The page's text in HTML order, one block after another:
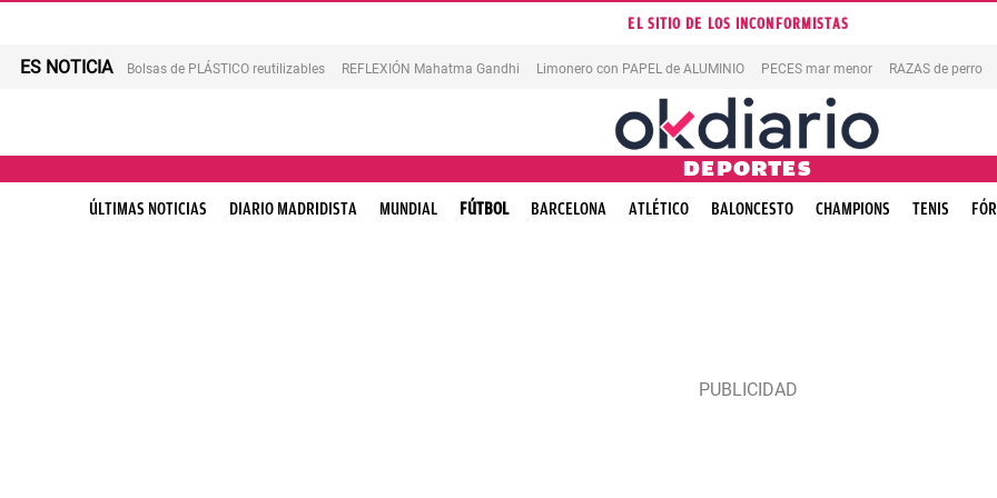
EL SITIO DE LOS INCONFORMISTAS
ES NOTICIA Bolsas de PLÁSTICO reutilizables REFLEXIÓN Mahatma Gandhi Limonero con PAPEL de ALUMINIO PECES mar menor RAZAS de perro
DEPORTES
ÚLTIMAS NOTICIAS DIARIO MADRIDISTA MUNDIAL FÚTBOL BARCELONA ATLÉTICO BALONCESTO CHAMPIONS TENIS